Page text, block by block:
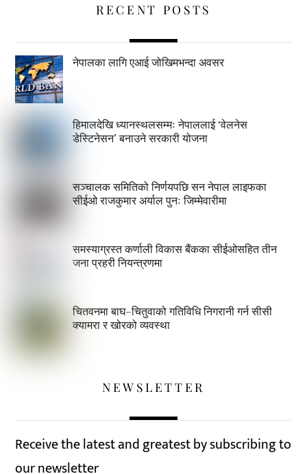
RECENT POSTS
नेपालका लागि एआई जोखिमभन्दा अवसर
हिमालदेखि ध्यानस्थलसम्मः नेपाललाई ‘वेलनेस
डेस्टिनेसन’ बनाउने सरकारी योजना
सञ्चालक समितिको निर्णयपछि सन नेपाल लाइफका
सीईओ राजकुमार अर्याल पुनः जिम्मेवारीमा
समस्याग्रस्त कर्णाली विकास बैंकका सीईओसहित तीन
जना प्रहरी नियन्त्रणमा
चितवनमा बाघ–चितुवाको गतिविधि निगरानी गर्न सीसी
क्यामरा र खोरको व्यवस्था
NEWSLETTER
Receive the latest and greatest by subscribing to
our newsletter